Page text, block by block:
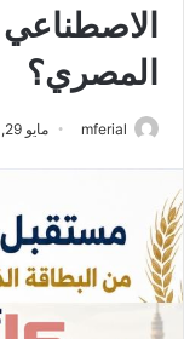
المصري؟
mferial مايو 29, 2026